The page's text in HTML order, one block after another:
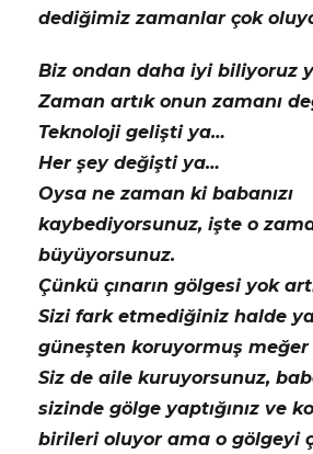
dediğimiz zamanlar çok
Biz ondan daha iyi biliyoruz
Zaman artık onun zamanı
Teknoloji gelişti ya…
Her şey değişti ya…
Oysa ne zaman ki babanızı
kaybediyorsunuz, işte o
büyüyorsunuz.
Çünkü çınarın gölgesi yok
Sizi fark etmediğiniz halde
güneşten koruyormuş meğer
Siz de aile kuruyorsunuz,
sizinde gölge yaptığınız ve
birileri oluyor ama o gölgeyi